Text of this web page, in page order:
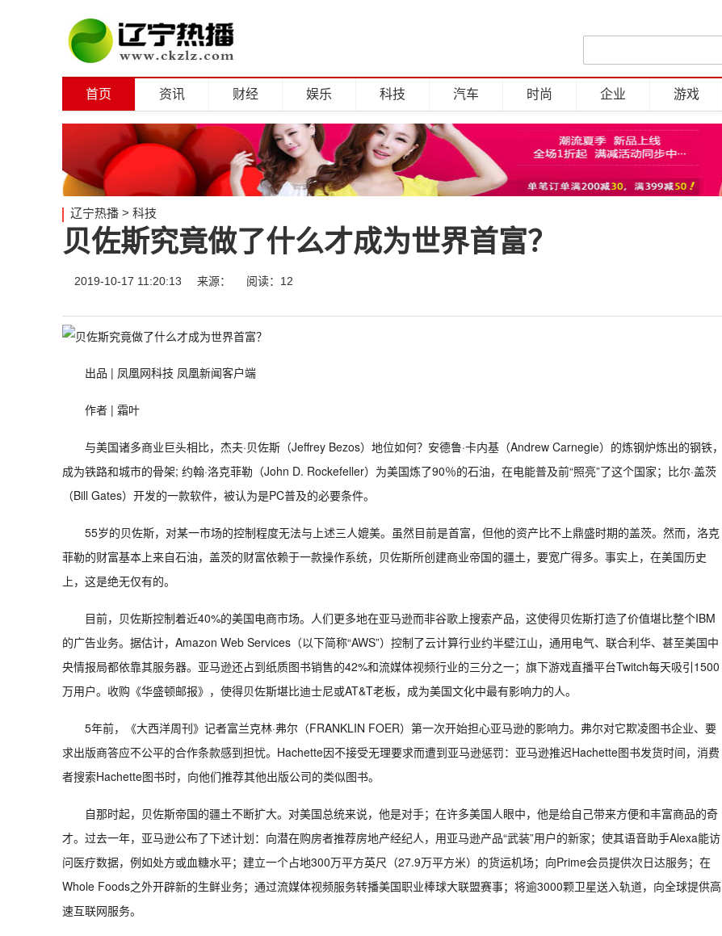
首页 资讯 财经 娱乐 科技 汽车 时尚 企业 游戏
辽宁热播 > 科技
贝佐斯究竟做了什么才成为世界首富？
2019-10-17 11:20:13 来源： 阅读：12
出品 | 凤凰网科技 凤凰新闻客户端
作者 | 霜叶
与美国诸多商业巨头相比，杰夫·贝佐斯（Jeffrey Bezos）地位如何？安德鲁·卡内基（Andrew Carnegie）的炼钢炉炼出的钢铁，
成为铁路和城市的骨架; 约翰·洛克菲勒（John D. Rockefeller）为美国炼了90％的石油，在电能普及前“照亮”了这个国家；比尔·盖茨
（Bill Gates）开发的一款软件，被认为是PC普及的必要条件。
55岁的贝佐斯，对某一市场的控制程度无法与上述三人媲美。虽然目前是首富，但他的资产比不上鼎盛时期的盖茨。然而，洛克
菲勒的财富基本上来自石油，盖茨的财富依赖于一款操作系统，贝佐斯所创建商业帝国的疆土，要宽广得多。事实上，在美国历史
上，这是绝无仅有的。
目前，贝佐斯控制着近40%的美国电商市场。人们更多地在亚马逊而非谷歌上搜索产品，这使得贝佐斯打造了价值堪比整个IBM
的广告业务。据估计，Amazon Web Services（以下简称“AWS”）控制了云计算行业约半壁江山，通用电气、联合利华、甚至美国中
央情报局都依靠其服务器。亚马逊还占到纸质图书销售的42%和流媒体视频行业的三分之一；旗下游戏直播平台Twitch每天吸引1500
万用户。收购《华盛顿邮报》，使得贝佐斯堪比迪士尼或AT&T老板，成为美国文化中最有影响力的人。
5年前，《大西洋周刊》记者富兰克林·弗尔（FRANKLIN FOER）第一次开始担心亚马逊的影响力。弗尔对它欺凌图书企业、要
求出版商答应不公平的合作条款感到担忧。Hachette因不接受无理要求而遭到亚马逊惩罚：亚马逊推迟Hachette图书发货时间，消费
者搜索Hachette图书时，向他们推荐其他出版公司的类似图书。
自那时起，贝佐斯帝国的疆土不断扩大。对美国总统来说，他是对手；在许多美国人眼中，他是给自己带来方便和丰富商品的奇
才。过去一年，亚马逊公布了下述计划：向潜在购房者推荐房地产经纪人，用亚马逊产品“武装”用户的新家；使其语音助手Alexa能访
问医疗数据，例如处方或血糖水平；建立一个占地300万平方英尺（27.9万平方米）的货运机场；向Prime会员提供次日达服务；在
Whole Foods之外开辟新的生鲜业务；通过流媒体视频服务转播美国职业棒球大联盟赛事；将逾3000颗卫星送入轨道，向全球提供高
速互联网服务。